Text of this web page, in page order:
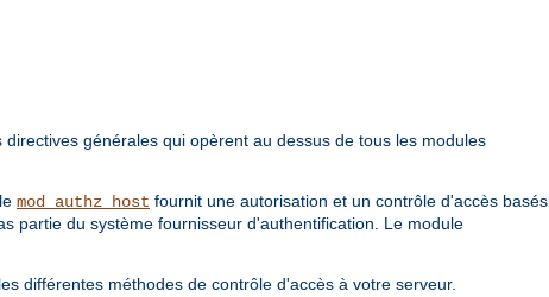
directives générales qui opèrent au dessus de tous les modules
mod_authz_host fournit une autorisation et un contrôle d'accès basés
partie du système fournisseur d'authentification. Le module
les différentes méthodes de contrôle d'accès à votre serveur.